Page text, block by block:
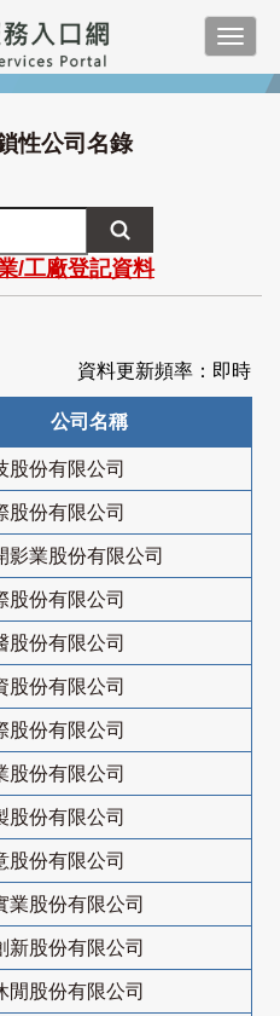
性公司名錄
/工廠登記資料
資料更新頻率：即時
公司名稱
股份有限公司
股份有限公司
影業股份有限公司
股份有限公司
股份有限公司
股份有限公司
股份有限公司
股份有限公司
股份有限公司
股份有限公司
業股份有限公司
新股份有限公司
閒股份有限公司